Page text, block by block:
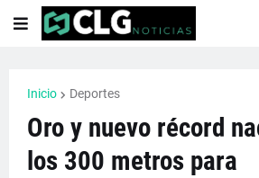
Inicio Deportes
Oro y nuevo récord
los 300 metros para